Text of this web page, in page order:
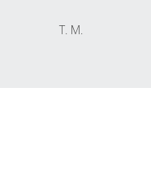
T. M.